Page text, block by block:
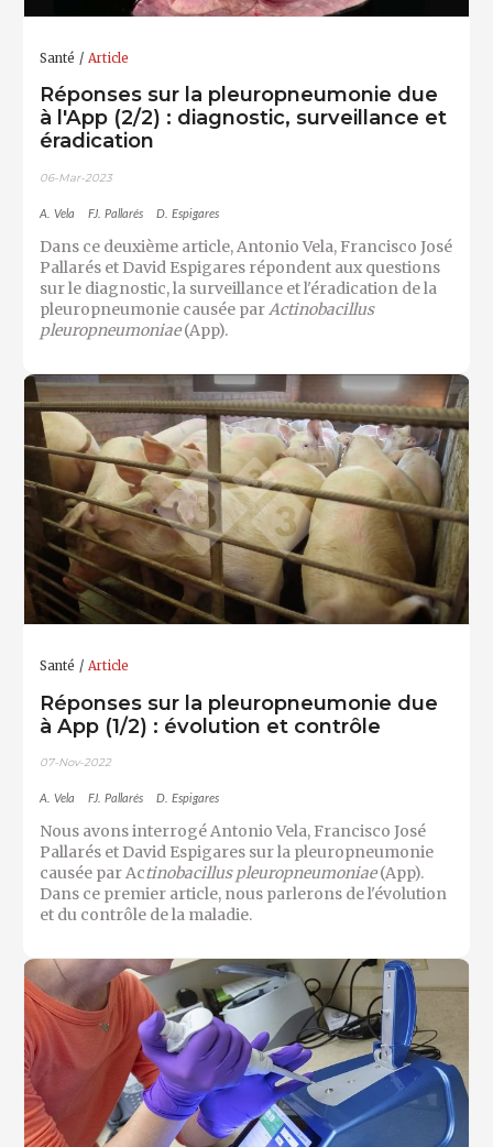
Santé Article
Réponses sur la pleuropneumonie due
à l'App (2/2) : diagnostic, surveillance et
éradication
06-Mar-2023
A. Vela FJ. Pallarés D. Espigares
Dans ce deuxième article, Antonio Vela, Francisco José
Pallarés et David Espigares répondent aux questions
sur le diagnostic, la surveillance et l'éradication de la
pleuropneumonie causée parActinobacillus
pleuropneumoniae(App).
Santé Article
Réponses sur la pleuropneumonie due
à App (1/2) : évolution et contrôle
07-Nov-2022
A. Vela FJ. Pallarés D. Espigares
Nous avons interrogé Antonio Vela, Francisco José
Pallarés et David Espigares sur la pleuropneumonie
causée par Actinobacillus pleuropneumoniae(App).
Dans ce premier article, nous parlerons de l'évolution
et du contrôle de la maladie.